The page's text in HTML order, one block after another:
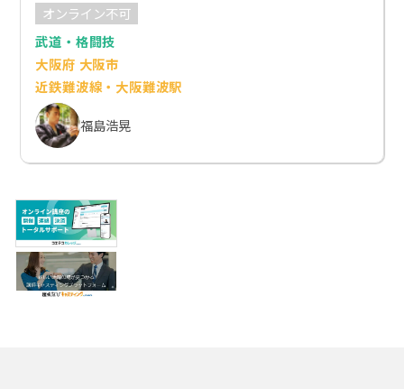
オンライン不可
武道・格闘技
大阪府 大阪市
近鉄難波線・大阪難波駅
福島浩晃